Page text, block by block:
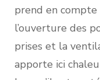
prend en
l’ouverture des
prises et la
apporte ici